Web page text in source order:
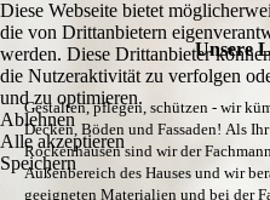
Unsere
Gestalten, pflegen, schützen - wir
Decken, Böden und Fassaden! Als
Rockenhausen sind wir der
Außenbereich des Hauses und wir
geeigneten Materialien und bei der
Diese Webseite bietet
die von Drittanbietern
werden. Diese Drittanbieter
die Nutzeraktivität zu verfolgen
und zu optimieren.
Ablehnen
Alle akzeptieren
Speichern